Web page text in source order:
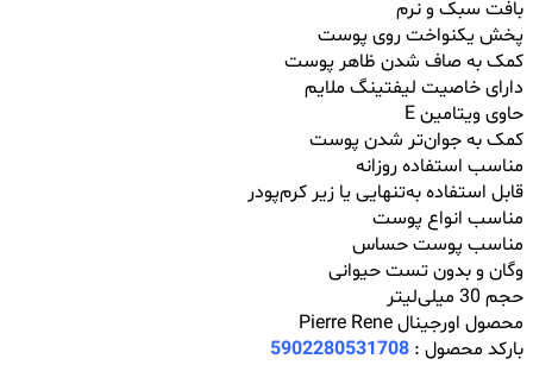
بافت سبک و نرم
پخش یکنواخت روی پوست
کمک به صاف شدن ظاهر پوست
دارای خاصیت لیفتینگ ملایم
حاوی ویتامین E
کمک به جوان‌تر شدن پوست
مناسب استفاده روزانه
قابل استفاده به‌تنهایی یا زیر کرم‌پودر
مناسب انواع پوست
مناسب پوست حساس
وگان و بدون تست حیوانی
حجم 30 میلی‌لیتر
محصول اورجینال Pierre Rene
بارکد محصول : 5902280531708